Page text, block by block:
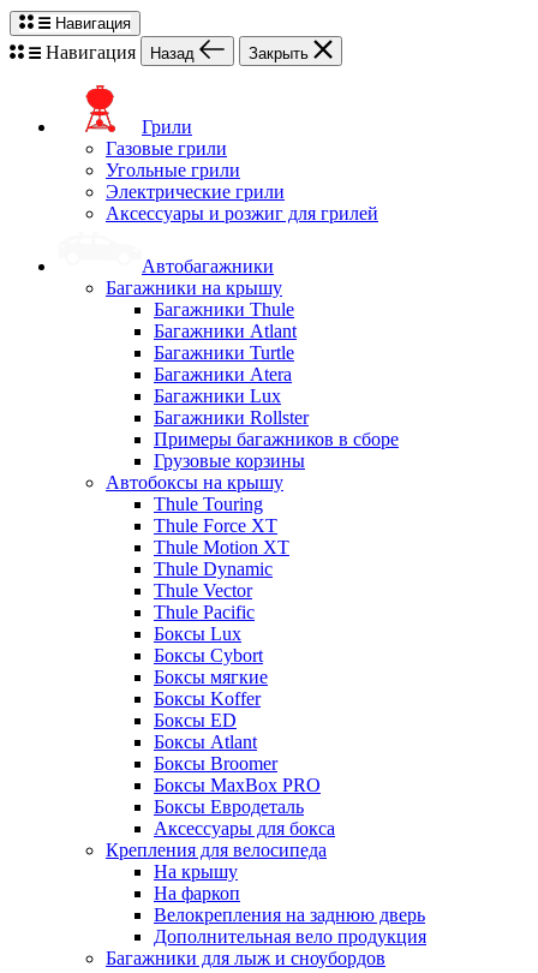
Навигация
Навигация Назад Закрыть
Грили
Газовые грили
Угольные грили
Электрические грили
Аксессуары и розжиг для грилей
Автобагажники
Багажники на крышу
Багажники Thule
Багажники Atlant
Багажники Turtle
Багажники Atera
Багажники Lux
Багажники Rollster
Примеры багажников в сборе
Грузовые корзины
Автобоксы на крышу
Thule Touring
Thule Force XT
Thule Motion XT
Thule Dynamic
Thule Vector
Thule Pacific
Боксы Lux
Боксы Cybort
Боксы мягкие
Боксы Koffer
Боксы ED
Боксы Atlant
Боксы Broomer
Боксы MaxBox PRO
Боксы Евродеталь
Аксессуары для бокса
Крепления для велосипеда
На крышу
На фаркоп
Велокрепления на заднюю дверь
Дополнительная вело продукция
Багажники для лыж и сноубордов